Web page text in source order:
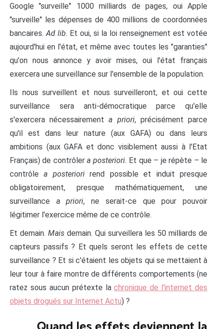
Google "surveille" 1000 milliards de pages, oui Apple
"surveille" les dépenses de 400 millions de coordonnées
bancaires.Ad lib. Et oui, si la loi renseignement est votée
aujourd'hui en l'état, et même avec toutes les "garanties"
qu'on nous annonce y avoir mises, oui l'état français
exercera une surveillance sur l'ensemble de la population.
Ils nous surveillent et nous surveilleront, et oui cette
surveillance sera anti-démocratique parce qu'elle
s'exercera nécessairementa priori, précisément parce
qu'il est dans leur nature (aux GAFA) ou dans leurs
ambitions (aux GAFA et donc visiblement aussi à l'Etat
Français) de contrôlera posteriori. Et que – je répète – le
contrôlea posteriorirend possible et induit presque
obligatoirement, presque mathématiquement, une
surveillance a priori, ne serait-ce que pour pouvoir
légitimer l'exercice même de ce contrôle.
Et demain. Mais demain. Qui surveillera les 50 milliards de
capteurs passifs ? Et quels seront les effets de cette
surveillance ? Et si c'étaient les objets qui se mettaient à
leur tour à faire montre de différents comportements (ne
ratez sous aucun prétexte lachronique de l'internet des
objets drogués sur Internet Actu) ?